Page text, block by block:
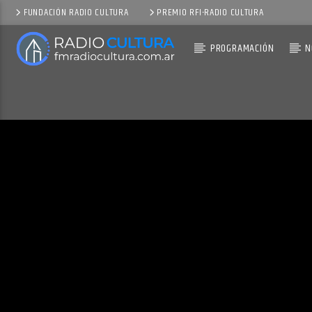
FUNDACIÓN RADIO CULTURA PREMIO RFI-RADIO CULTURA
PROGRAMACIÓN